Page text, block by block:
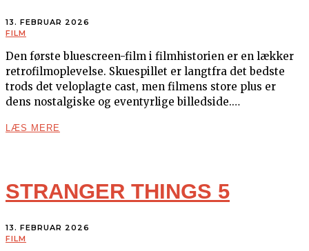
13. FEBRUAR 2026
FILM
Den første bluescreen-film i filmhistorien er en lækker
retrofilmoplevelse. Skuespillet er langtfra det bedste
trods det veloplagte cast, men filmens store plus er
dens nostalgiske og eventyrlige billedside.…
LÆS MERE
STRANGER THINGS 5
13. FEBRUAR 2026
FILM